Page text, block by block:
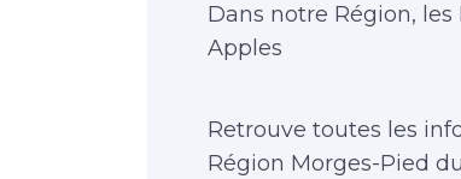
Dans notre Région,
Apples
Retrouve toutes les
Région Morges-Pied